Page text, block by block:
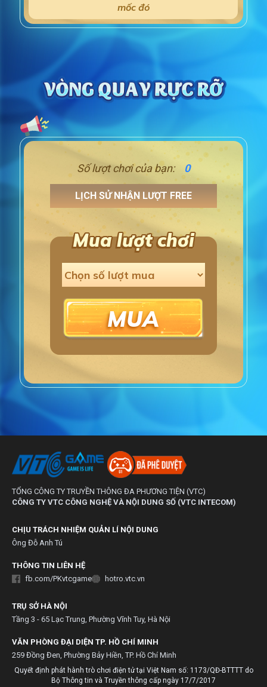
mốc đó
Số lượt chơi của bạn: 0
LỊCH SỬ NHẬN LƯỢT FREE
Mua lượt chơi
MUA
TỔNG CÔNG TY TRUYỀN THÔNG ĐA PHƯƠNG TIỆN (VTC)
CÔNG TY VTC CÔNG NGHỆ VÀ NỘI DUNG SỐ (VTC INTECOM)
CHỊU TRÁCH NHIỆM QUẢN LÍ NỘI DUNG
Ông Đỗ Anh Tú
THÔNG TIN LIÊN HỆ
fb.com/PKvtcgame
hotro.vtc.vn
TRỤ SỞ HÀ NỘI
Tầng 3 - 65 Lạc Trung, Phường Vĩnh Tuy, Hà Nội
VĂN PHÒNG ĐẠI DIỆN TP. HỒ CHÍ MINH
259 Đồng Đen, Phường Bảy Hiền, TP. Hồ Chí Minh
Quyết định phát hành trò chơi điện tử tại Việt Nam số: 1173/QĐ-BTTTT do
Bộ Thông tin và Truyền thông cấp ngày 17/7/2017